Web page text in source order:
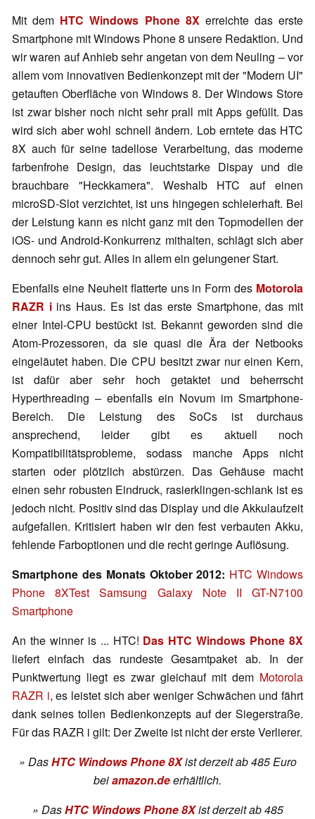
Mit dem HTC Windows Phone 8Xerreichte das erste
Smartphone mit Windows Phone 8 unsere Redaktion. Und
wir waren auf Anhieb sehr angetan von dem Neuling – vor
allem vom innovativen Bedienkonzept mit der "Modern UI"
getauften Oberfläche von Windows 8. Der Windows Store
ist zwar bisher noch nicht sehr prall mit Apps gefüllt. Das
wird sich aber wohl schnell ändern. Lob erntete das HTC
8X auch für seine tadellose Verarbeitung, das moderne
farbenfrohe Design, das leuchtstarke Dispay und die
brauchbare "Heckkamera". Weshalb HTC auf einen
microSD-Slot verzichtet, ist uns hingegen schleierhaft. Bei
der Leistung kann es nicht ganz mit den Topmodellen der
iOS- und Android-Konkurrenz mithalten, schlägt sich aber
dennoch sehr gut. Alles in allem ein gelungener Start.
Ebenfalls eine Neuheit flatterte uns in Form des Motorola
RAZR iins Haus. Es ist das erste Smartphone, das mit
einer Intel-CPU bestückt ist. Bekannt geworden sind die
Atom-Prozessoren, da sie quasi die Ära der Netbooks
eingeläutet haben. Die CPU besitzt zwar nur einen Kern,
ist dafür aber sehr hoch getaktet und beherrscht
Hyperthreading – ebenfalls ein Novum im Smartphone-
Bereich. Die Leistung des SoCs ist durchaus
ansprechend, leider gibt es aktuell noch
Kompatibilitätsprobleme, sodass manche Apps nicht
starten oder plötzlich abstürzen. Das Gehäuse macht
einen sehr robusten Eindruck, rasierklingen-schlank ist es
jedoch nicht. Positiv sind das Display und die Akkulaufzeit
aufgefallen. Kritisiert haben wir den fest verbauten Akku,
fehlende Farboptionen und die recht geringe Auflösung.
Smartphone des Monats Oktober 2012: HTC Windows
Phone 8XTest Samsung Galaxy Note II GT-N7100
Smartphone
An the winner is ... HTC! Das HTC Windows Phone 8X
liefert einfach das rundeste Gesamtpaket ab. In der
Punktwertung liegt es zwar gleichauf mit dem Motorola
RAZR i, es leistet sich aber weniger Schwächen und fährt
dank seines tollen Bedienkonzepts auf der Siegerstraße.
Für das RAZR i gilt: Der Zweite ist nicht der erste Verlierer.
» DasHTC Windows Phone 8Xist derzeit ab 485 Euro
beiamazon.deerhältlich.
» DasHTC Windows Phone 8Xist derzeit ab 485